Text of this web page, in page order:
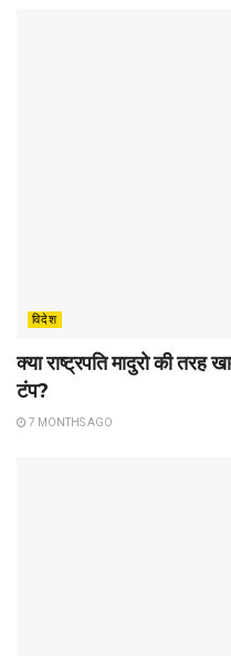
विदेश
क्या राष्ट्रपति मादुरो की तरह
टंप?
7 MONTHS AGO